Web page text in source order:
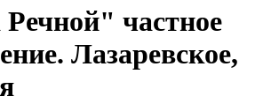
частное
Лазаревское,